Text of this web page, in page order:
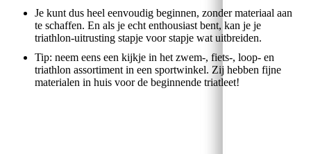
Je kunt dus heel eenvoudig beginnen, zonder materiaal aan
te schaffen. En als je echt enthousiast bent, kan je je
triathlon-uitrusting stapje voor stapje wat uitbreiden.
Tip: neem eens een kijkje in het zwem-, fiets-, loop- en
triathlon assortiment in een sportwinkel. Zij hebben fijne
materialen in huis voor de beginnende triatleet!